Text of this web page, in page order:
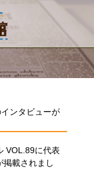
ンタビューが
VOL.89に代表
掲載されまし